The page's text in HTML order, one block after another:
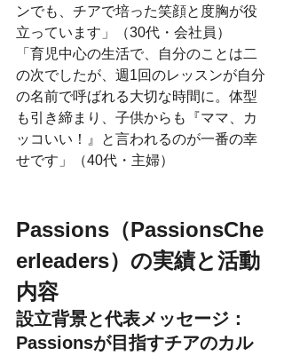
ンでも、チアで培った笑顔と度胸が役
立っています」（30代・会社員）
「育児中心の生活で、自分のことは二
の次でしたが、週1回のレッスンが自分
の名前で呼ばれる大切な時間に。体型
も引き締まり、子供からも『ママ、カ
ッコいい！』と言われるのが一番の幸
せです」（40代・主婦）
Passions（PassionsChe
erleaders）の実績と活動
内容
設立背景と代表メッセージ：
Passionsが目指すチアのカル